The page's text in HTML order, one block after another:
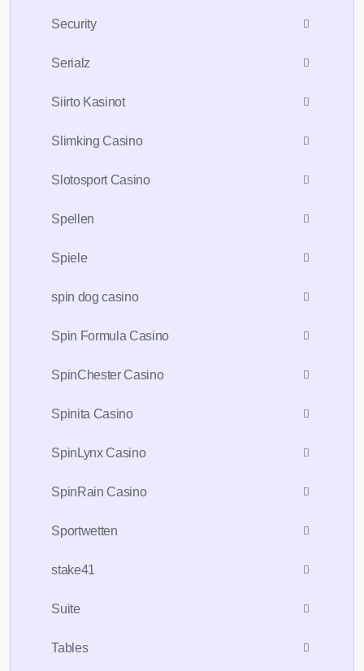
Security
Serialz
Siirto Kasinot
Slimking Casino
Slotosport Casino
Spellen
Spiele
spin dog casino
Spin Formula Casino
SpinChester Casino
Spinita Casino
SpinLynx Casino
SpinRain Casino
Sportwetten
stake41
Suite
Tables